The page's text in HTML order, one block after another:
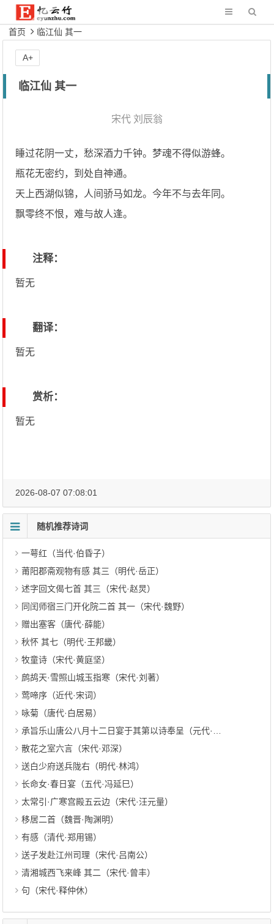
首页 临江仙 其一
临江仙 其一
宋代 刘辰翁
睡过花阴一丈，愁深酒力千钟。梦魂不得似游蜂。
瓶花无密约，到处自神通。
天上西湖似锦，人间骄马如龙。今年不与去年同。
飘零终不恨，难与故人逢。
注释：
暂无
翻译：
暂无
赏析：
暂无
A+
2026-08-07 07:08:01
随机推荐诗词
一萼红（当代·伯昏子）
莆阳郡斋观物有感 其三（明代·岳正）
述字回文偈七首 其三（宋代·赵炅）
同闰师宿三门开化院二首 其一（宋代·魏野）
赠出塞客（唐代·薛能）
秋怀 其七（明代·王邦畿）
牧童诗（宋代·黄庭坚）
鹧鸪天·雪照山城玉指寒（宋代·刘著）
莺啼序（近代·宋词）
咏菊（唐代·白居易）
承旨乐山唐公八月十二日宴于其第以诗奉呈（元代·陈孚）
散花之室六言（宋代·邓深）
送白少府送兵陇右（明代·林鸿）
长命女·春日宴（五代·冯延巳）
太常引·广寒宫殿五云边（宋代·汪元量）
移居二首（魏晋·陶渊明）
有感（清代·郑用锡）
送子发赴江州司理（宋代·吕南公）
清湘城西飞来峰 其二（宋代·曾丰）
句（宋代·释仲休）